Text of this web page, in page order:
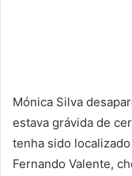
Mónica Silva
estava grávida de
tenha sido
Fernando Valente,